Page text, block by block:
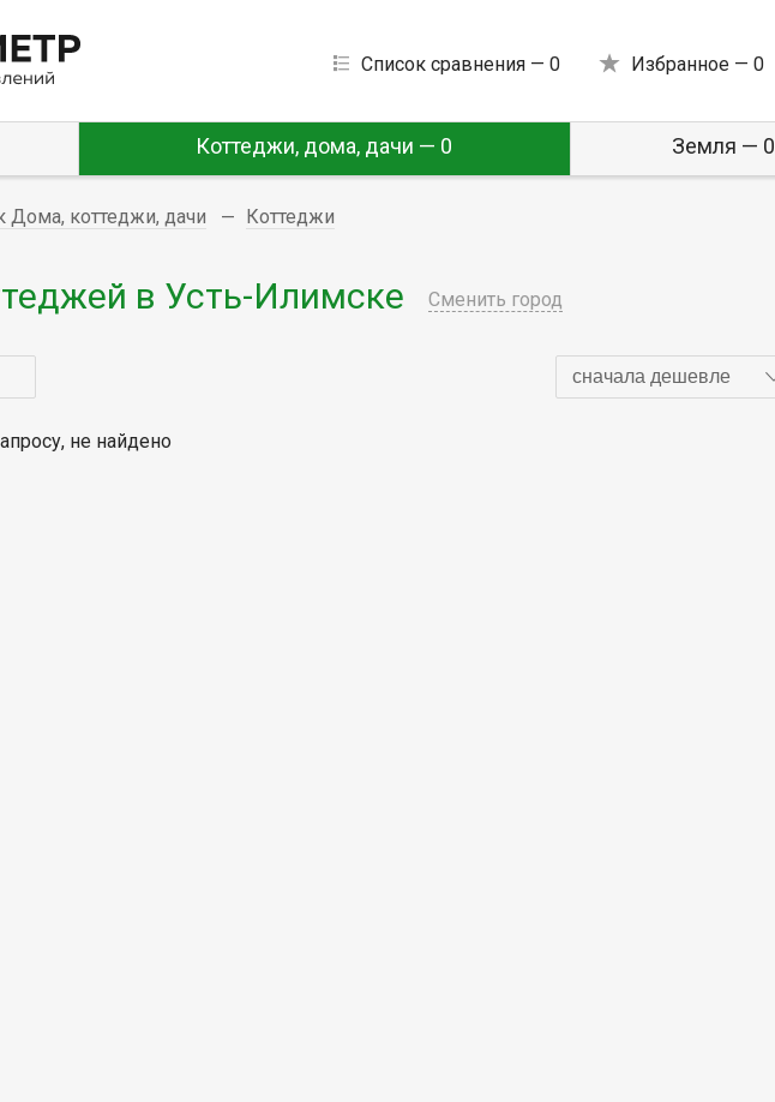
Список сравнения — 0 Избранное — 0
Коттеджи, дома, дачи — 0 Земля — 0
Дома, коттеджи, дачи Коттеджи
в Усть-Илимске Сменить город
сначала дешевле
не найдено